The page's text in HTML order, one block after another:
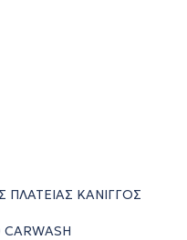
ΠΛΑΤΕΙΑΣ ΚΑΝΙΓΓΟΣ